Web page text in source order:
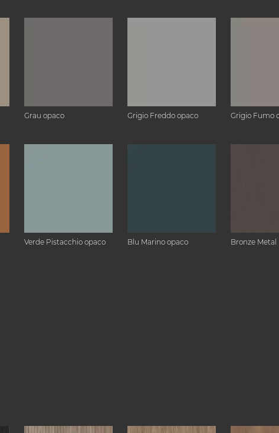
Grau opaco Grigio Freddo opaco Grigio Fumo
Verde Pistacchio opaco Blu Marino opaco Bronze Metal